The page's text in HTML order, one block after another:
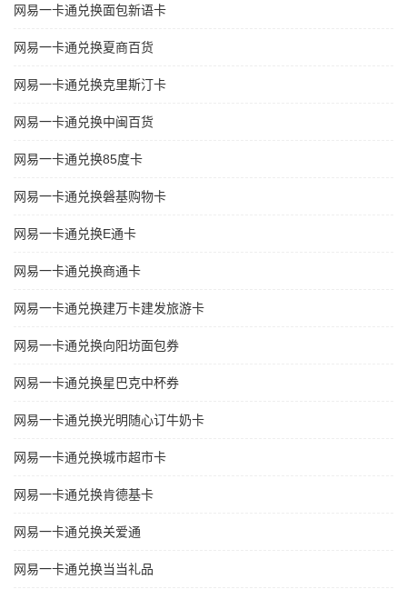
网易一卡通兑换面包新语卡
网易一卡通兑换夏商百货
网易一卡通兑换克里斯汀卡
网易一卡通兑换中闽百货
网易一卡通兑换85度卡
网易一卡通兑换磐基购物卡
网易一卡通兑换E通卡
网易一卡通兑换商通卡
网易一卡通兑换建万卡建发旅游卡
网易一卡通兑换向阳坊面包券
网易一卡通兑换星巴克中杯券
网易一卡通兑换光明随心订牛奶卡
网易一卡通兑换城市超市卡
网易一卡通兑换肯德基卡
网易一卡通兑换关爱通
网易一卡通兑换当当礼品